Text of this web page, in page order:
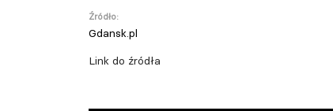
Źródło:
Gdansk.pl
Link do źródła